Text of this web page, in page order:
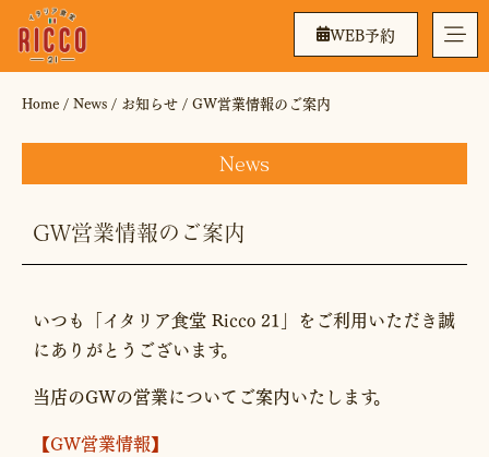
WEB予約
Home /News / お知らせ /GW営業情報のご案内
News
GW営業情報のご案内
いつも「イタリア食堂 Ricco 21」をご利用いただき誠
にありがとうございます。
当店のGWの営業についてご案内いたします。
【GW営業情報】